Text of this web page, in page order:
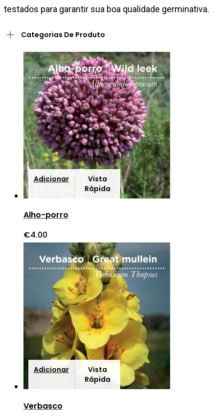
testados para garantir sua boa qualidade germinativa.
Categorias De Produto
Adicionar
Vista
Rápida
Alho-porro
€4.00
Adicionar
Vista
Rápida
Verbasco